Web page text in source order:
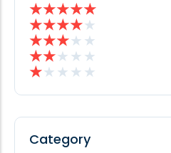
★★★★★
★★★★★
★★★★ ★
★★★ ★ ★
★★ ★ ★ ★
Category